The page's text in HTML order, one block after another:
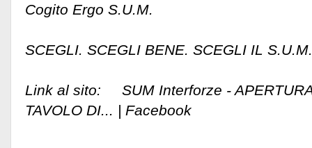
Cogito Ergo S.U.M.
SCEGLI. SCEGLI BENE. SCEGLI IL
Link al sito: SUM Interforze - APERTURA
TAVOLO DI... | Facebook